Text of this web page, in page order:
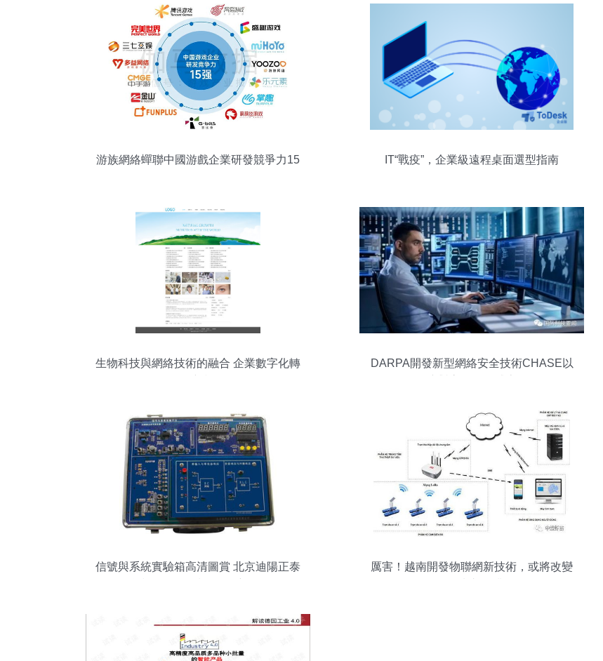
游族網絡蟬聯中國游戲企業研發競爭力15
IT“戰疫”，企業級遠程桌面選型指南
生物科技與網絡技術的融合 企業數字化轉
DARPA開發新型網絡安全技術CHASE以
信號與系統實驗箱高清圖賞 北京迪陽正泰
厲害！越南開發物聯網新技術，或將改變